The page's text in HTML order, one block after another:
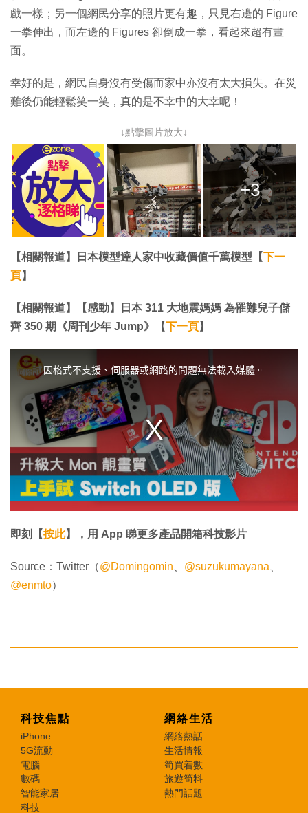
戲一樣；另一個網民分享的照片更有趣，只見右邊的 Figure
一拳伸出，而左邊的 Figures 卻倒成一拳，看起來超有畫
面。
幸好的是，網民自身沒有受傷而家中亦沒有太大損失。在災
難後仍能輕鬆笑一笑，真的是不幸中的大幸呢！
↓點擊圖片放大↓
+3
【相關報道】日本模型達人家中收藏價值千萬模型【下一
頁】
【相關報道】【感動】日本 311 大地震媽媽 為罹難兒子儲
齊 350 期《周刊少年 Jump》【下一頁】
n
d
.
因格式不支援、伺服器或網路的問題無法載入媒體。
即刻【按此】，用 App 睇更多產品開箱科技影片
Source：Twitter（@Domingomin @suzukumayana
@enmto）
科技焦點
iPhone
5G流動
電腦
數碼
智能家居
科技
網絡生活
網絡熱話
生活情報
筍買着數
旅遊筍料
熱門話題